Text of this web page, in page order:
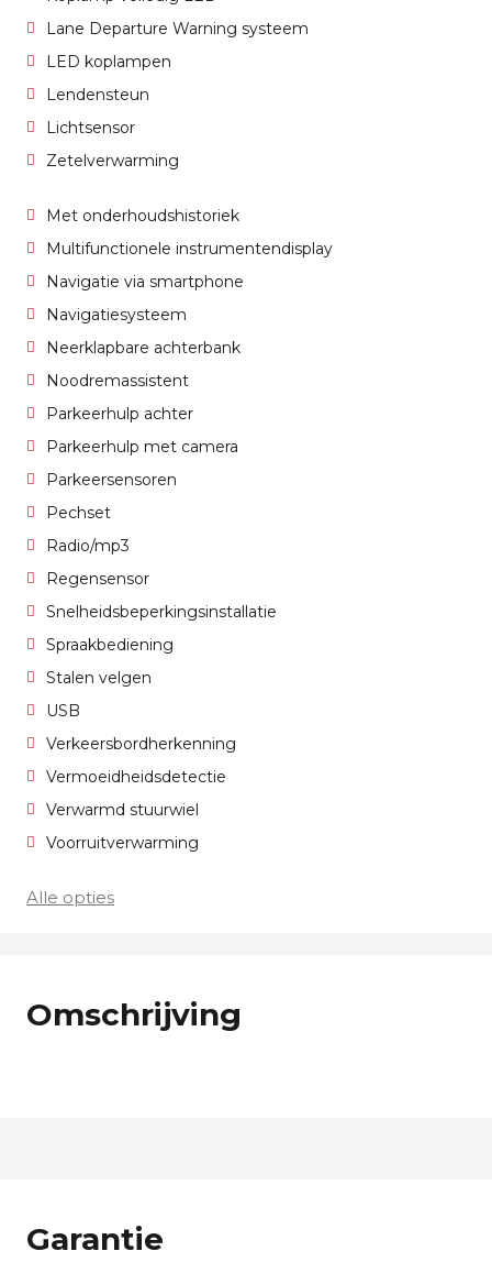
Lane Departure Warning systeem
LED koplampen
Lendensteun
Lichtsensor
Zetelverwarming
Met onderhoudshistoriek
Multifunctionele instrumentendisplay
Navigatie via smartphone
Navigatiesysteem
Neerklapbare achterbank
Noodremassistent
Parkeerhulp achter
Parkeerhulp met camera
Parkeersensoren
Pechset
Radio/mp3
Regensensor
Snelheidsbeperkingsinstallatie
Spraakbediening
Stalen velgen
USB
Verkeersbordherkenning
Vermoeidheidsdetectie
Verwarmd stuurwiel
Voorruitverwarming
Alle opties
Omschrijving
Garantie